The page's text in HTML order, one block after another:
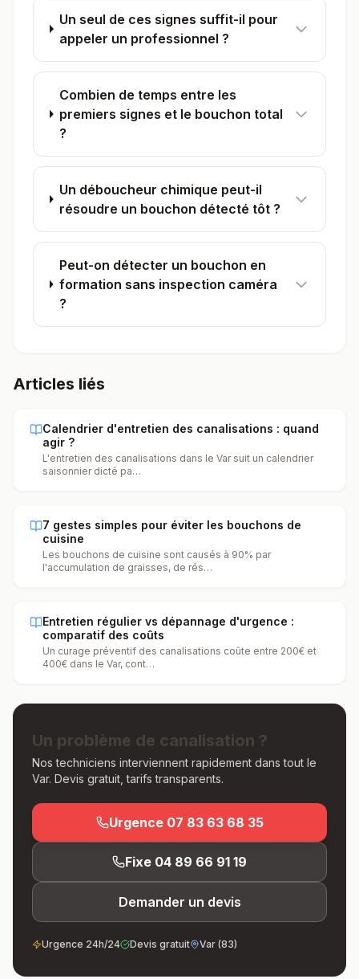
Un seul de ces signes suffit-il pour
appeler un professionnel ?
Combien de temps entre les
premiers signes et le bouchon total
?
Un déboucheur chimique peut-il
résoudre un bouchon détecté tôt ?
Peut-on détecter un bouchon en
formation sans inspection caméra
?
Articles liés
Calendrier d'entretien des canalisations : quand
agir ?
L'entretien des canalisations dans le Var suit un calendrier
saisonnier dicté pa…
7 gestes simples pour éviter les bouchons de
cuisine
Les bouchons de cuisine sont causés à 90% par
l'accumulation de graisses, de rés…
Entretien régulier vs dépannage d'urgence :
comparatif des coûts
Un curage préventif des canalisations coûte entre 200€ et
400€ dans le Var, cont…
Un problème de canalisation ?
Nos techniciens interviennent rapidement dans tout le
Var. Devis gratuit, tarifs transparents.
Urgence 07 83 63 68 35
Fixe 04 89 66 91 19
Demander un devis
Urgence 24h/24 Devis gratuit Var (83)